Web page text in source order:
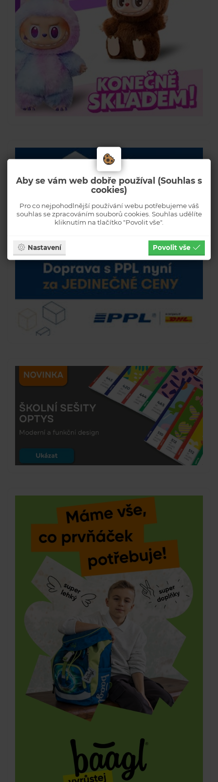
Aby se vám web dobře používal (Souhlas s
cookies)
Pro co nejpohodlnější používání webu potřebujeme váš
souhlas se zpracováním souborů cookies. Souhlas udělíte
kliknutím na tlačítko "Povolit vše".
Nastavení Povolit vše